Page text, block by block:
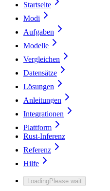
Startseite
Modi
Aufgaben
Modelle
Vergleichen
Datensätze
Lösungen
Anleitungen
Integrationen
Plattform
Rust-Inferenz
Referenz
Hilfe
LoadingPlease wait